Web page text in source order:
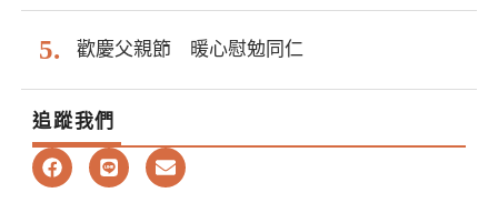
歡慶父親節 暖心慰勉同仁
追蹤我們
F
a
L
i
E
n